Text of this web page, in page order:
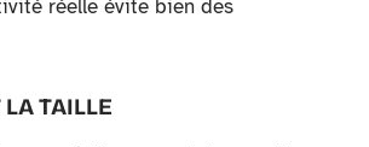
réelle évite bien des
LA TAILLE